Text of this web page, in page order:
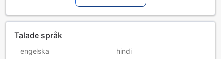
Talade språk
engelska hindi